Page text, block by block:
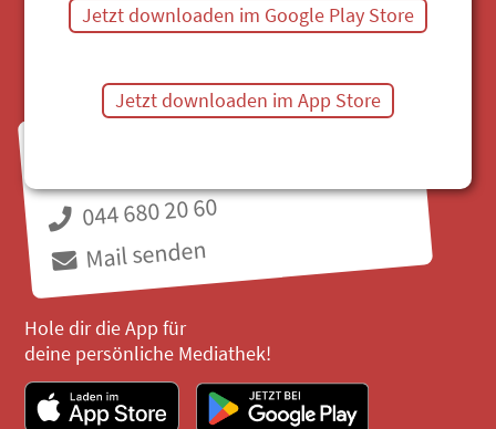
044 680 20 60
Mail senden
Hole dir die App für
deine persönliche Mediathek!
Jetzt downloaden im Google Play Store
Jetzt downloaden im App Store